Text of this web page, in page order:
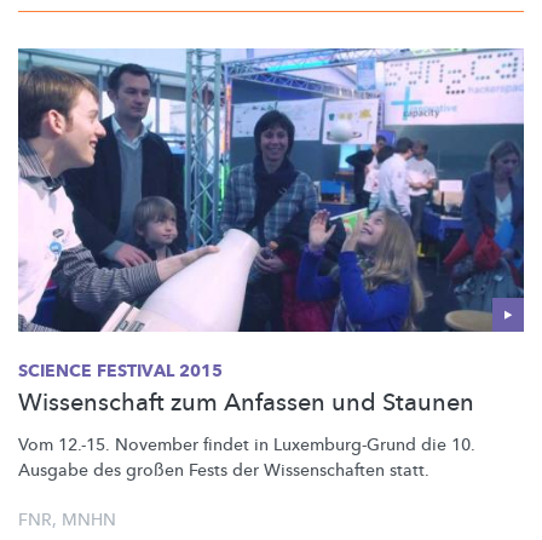
SCIENCE FESTIVAL 2015
Wissenschaft zum Anfassen und Staunen
Vom 12.-15. November findet in Luxemburg-Grund die 10.
Ausgabe des großen Fests der Wissenschaften statt.
FNR, MNHN